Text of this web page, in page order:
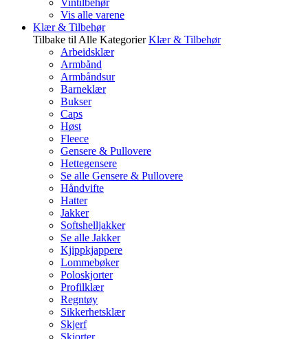
Vintilbehør
Vis alle varene
Klær & Tilbehør
Tilbake til Alle Kategorier Klær & Tilbehør
Arbeidsklær
Armbånd
Armbåndsur
Barneklær
Bukser
Caps
Høst
Fleece
Gensere & Pullovere
Hettegensere
Se alle Gensere & Pullovere
Håndvifte
Hatter
Jakker
Softshelljakker
Se alle Jakker
Kjippkjappere
Lommebøker
Poloskjorter
Profilklær
Regntøy
Sikkerhetsklær
Skjerf
Skjorter